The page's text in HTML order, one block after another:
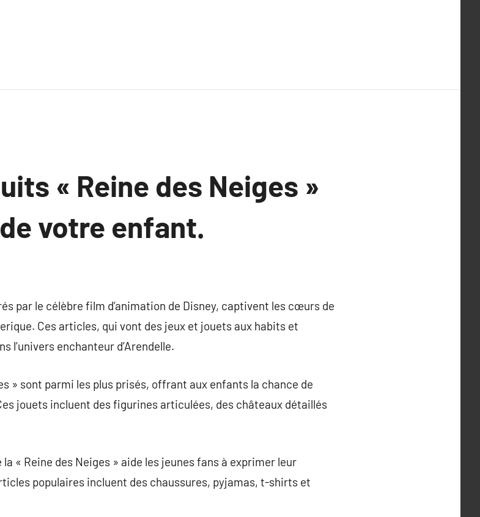
« Reine des Neiges »
votre enfant.
par le célèbre film d’animation de Disney, captivent les cœurs de
Ces articles, qui vont des jeux et jouets aux habits et
l’univers enchanteur d’Arendelle.
» sont parmi les plus prisés, offrant aux enfants la chance de
jouets incluent des figurines articulées, des châteaux détaillés
« Reine des Neiges » aide les jeunes fans à exprimer leur
populaires incluent des chaussures, pyjamas, t-shirts et